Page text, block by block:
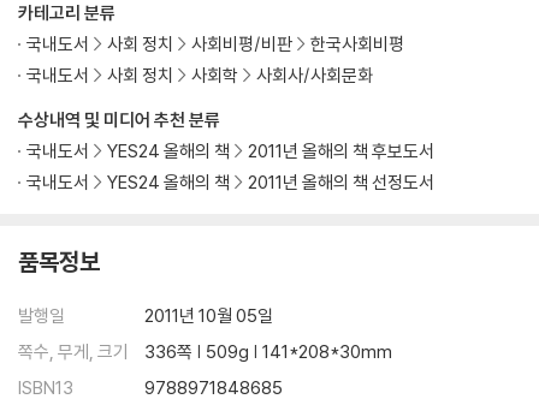
수상내역 및 미디어 추천 분류
국내도서
YES24 올해의 책
2011년 올해의 책 후보도서
국내도서
YES24 올해의 책 2011년 올해의 책 선정도서
카테고리 분류
국내도서
사회 정치 사회비평/비판
한국사회비평
국내도서
사회 정치 사회학 사회사/사회문화
품목정보
발행일
2011년 10월 05일
쪽수, 무게, 크기
336쪽 | 509g | 141*208*30mm
ISBN13
9788971848685